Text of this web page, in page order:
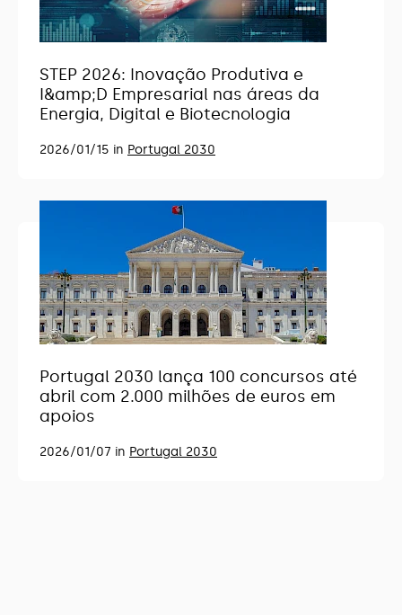
STEP 2026: Inovação Produtiva e
I&amp;D Empresarial nas áreas da
Energia, Digital e Biotecnologia
2026/01/15 in Portugal 2030
Portugal 2030 lança 100 concursos até
abril com 2.000 milhões de euros em
apoios
2026/01/07 in Portugal 2030